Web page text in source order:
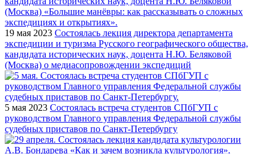
19 мая 2023 Состоялась лекция директора департамента
экспедиции и туризма Русского географического общества,
кандидата исторических наук, доцента Н.Ю. Беляковой
(Москва) о медиасопровождении экспедиций
5 мая 2023 Состоялась встреча студентов СПбГУП с
руководством Главного управления Федеральной службы
судебных приставов по Санкт-Петербургу